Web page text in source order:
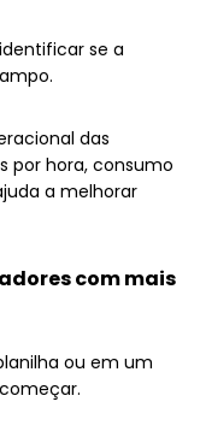
se a
das
por hora, consumo
a melhorar
com mais
ou em um